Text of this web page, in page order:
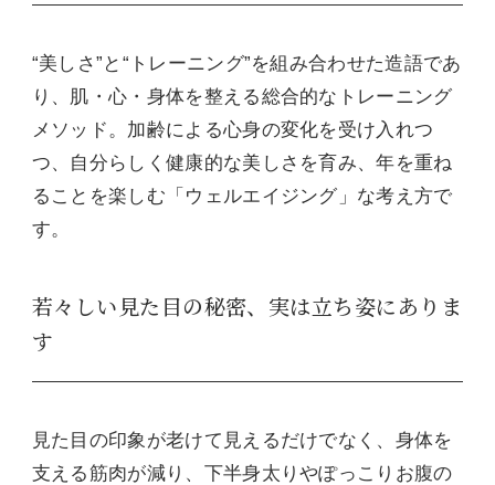
“美しさ”と“トレーニング”を組み合わせた造語であ
り、肌・心・身体を整える総合的なトレーニング
メソッド。加齢による心身の変化を受け入れつ
つ、自分らしく健康的な美しさを育み、年を重ね
ることを楽しむ「ウェルエイジング」な考え方で
す。
若々しい見た目の秘密、実は立ち姿にありま
す
見た目の印象が老けて見えるだけでなく、身体を
支える筋肉が減り、下半身太りやぽっこりお腹の